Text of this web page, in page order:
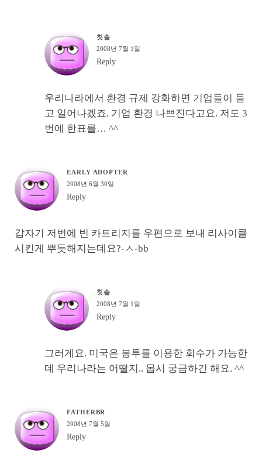
칫솔
2008년 7월 1일
Reply
우리나라에서 환경 규제 강화하면 기업들이 들
고 일어나겠죠. 기업 환경 나쁘진다고요. 저도 3
번에 한표를… ^^
EARLY ADOPTER
2008년 6월 30일
Reply
갑자기 저번에 빈 카트리지를 우편으로 보내 리사이클
시킨게 뿌듯해지는데요?-ㅅ-bb
칫솔
2008년 7월 1일
Reply
그러게요. 미국은 봉투를 이용한 회수가 가능한
데 우리나라는 어떨지.. 몹시 궁금하긴 해요. ^^
FATHERBR
2008년 7월 5일
Reply